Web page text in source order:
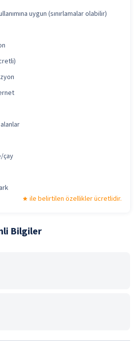
uygun (sınırlamalar olabilir)
çay
ile belirtilen özellikler ücretlidir.
Bilgiler